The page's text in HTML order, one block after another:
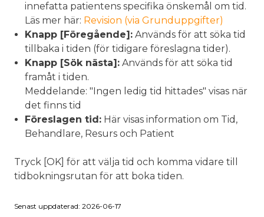
innefatta patientens specifika önskemål om tid.
Läs mer här: Revision (via Grunduppgifter)
Knapp [Föregående]: Används för att söka tid
tillbaka i tiden (för tidigare föreslagna tider).
Knapp [Sök nästa]: Används för att söka tid
framåt i tiden.
Meddelande: "Ingen ledig tid hittades" visas när
det finns tid
Föreslagen tid: Här visas information om Tid,
Behandlare, Resurs och Patient
Tryck [OK] för att välja tid och komma vidare till
tidbokningsrutan för att boka tiden.
Senast uppdaterad: 2026-06-17